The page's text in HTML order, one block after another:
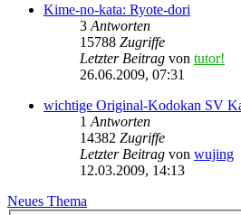
Kime-no-kata: Ryote-dori
3 Antworten
15788 Zugriffe
Letzter Beitrag von tutor!
26.06.2009, 07:31
wichtige Original-Kodokan SV
1 Antworten
14382 Zugriffe
Letzter Beitrag von wujing
12.03.2009, 14:13
Neues Thema